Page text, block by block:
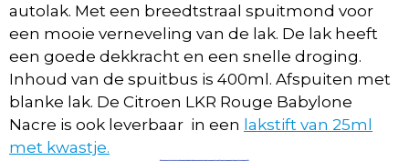
autolak. Met een breedtstraal spuitmond voor
een mooie verneveling van de lak. De lak heeft
een goede dekkracht en een snelle droging.
Inhoud van de spuitbus is 400ml. Afspuiten met
blanke lak. De Citroen LKR Rouge Babylone
Nacre is ook leverbaar in een lakstift van 25ml
met kwastje.